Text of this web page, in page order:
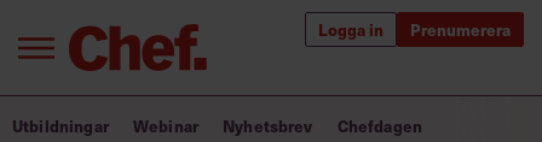
Logga in Prenumerera
Bra ledare förändrar världen
Utbildningar Webinar Nyhetsbrev Chefdagen